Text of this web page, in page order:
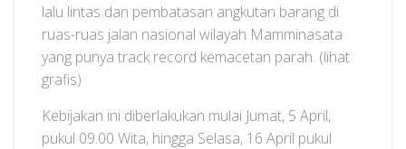
lalu lintas dan pembatasan angkutan barang di
ruas-ruas jalan nasional wilayah Mamminasata
yang punya track record kemacetan parah. (lihat
grafis)
Kebijakan ini diberlakukan mulai Jumat, 5 April,
pukul 09.00 Wita, hingga Selasa, 16 April pukul